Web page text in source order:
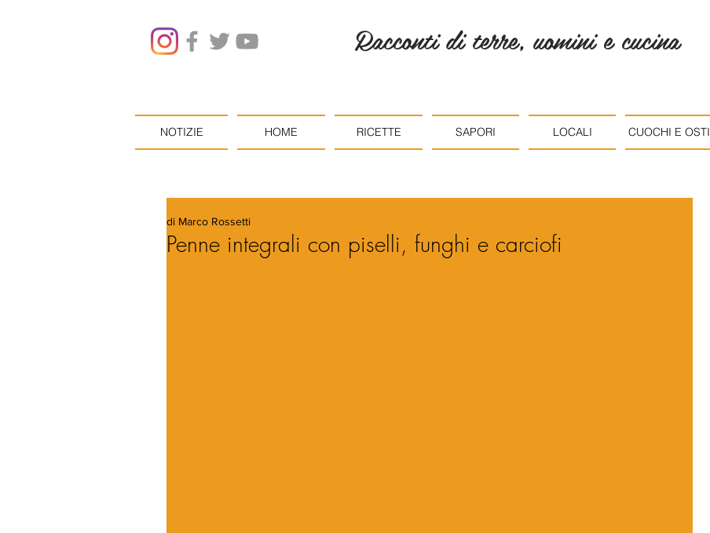
Racconti di terre, uomini e cucina
NOTIZIE HOME RICETTE SAPORI LOCALI CUOCHI E OSTI
Penne integrali con piselli, funghi e carciofi
di Marco Rossetti